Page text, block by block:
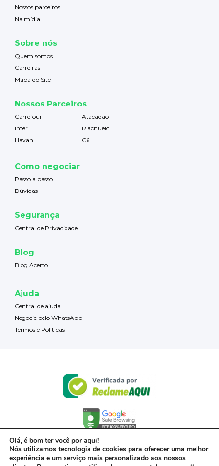
Nossos parceiros
Na mídia
Sobre nós
Quem somos
Carreiras
Mapa do Site
Nossos Parceiros
Carrefour
Atacadão
Inter
Riachuelo
Havan
C6
Como negociar
Passo a passo
Dúvidas
Segurança
Central de Privacidade
Blog
Blog Acerto
Ajuda
Central de ajuda
Negocie pelo WhatsApp
Termos e Políticas
Olá, é bom ter você por aqui!
Nós utilizamos tecnologia de cookies para oferecer uma melhor
experiência e um serviço mais personalizado aos nossos